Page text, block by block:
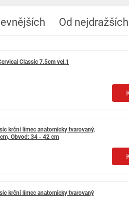
Od nejdražších
Classic 7.5cm vel.1
krční límec anatomicky tvarovaný,
Obvod: 34 - 42 cm
krční límec anatomicky tvarovaný